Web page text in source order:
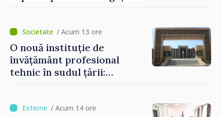
de lei
/ Acum 13 ore
O nouă instituție de
învățământ profesional
tehnic în sudul țării:
turc la Comrat
/ Acum 14 ore